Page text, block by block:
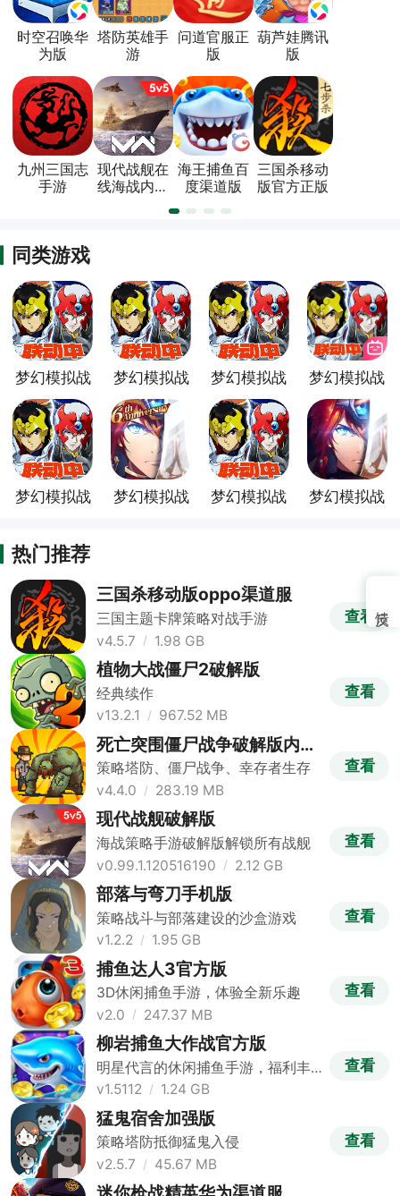
时空召唤华
为版
塔防英雄手
游
问道官服正
版
葫芦娃腾讯
版
九州三国志
手游
现代战舰在
线海战内置
海王捕鱼百
度渠道版
三国杀移动
版官方正版
同类游戏
梦幻模拟战
服
梦幻模拟战
梦幻模拟战
梦幻模拟战
服
梦幻模拟战
梦幻模拟战
梦幻模拟战
梦幻模拟战
热门推荐
三国杀移动版oppo渠道服
三国主题卡牌策略对战手游
v4.5.7
1.98 GB
查看
植物大战僵尸2破解版
经典续作
v13.2.1
967.52 MB
查看
死亡突围僵尸战争破解版内置
修改器版
策略塔防、僵尸战争、幸存者生存
v4.4.0
283.19 MB
查看
现代战舰破解版
海战策略手游破解版解锁所有战舰
v0.99.1.120516190
2.12 GB
查看
部落与弯刀手机版
策略战斗与部落建设的沙盒游戏
v1.2.2
1.95 GB
查看
捕鱼达人3官方版
3D休闲捕鱼手游，体验全新乐趣
v2.0
247.37 MB
查看
柳岩捕鱼大作战官方版
明星代言的休闲捕鱼手游，福利丰
富
v1.5112 1.24 GB
查看
猛鬼宿舍加强版
策略塔防抵御猛鬼入侵
v2.5.7
45.67 MB
查看